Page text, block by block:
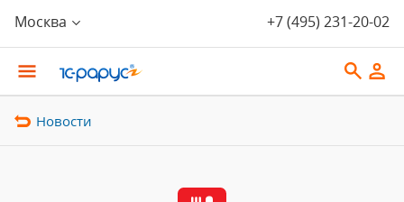
Москва +7 (495) 231-20-02
Новости